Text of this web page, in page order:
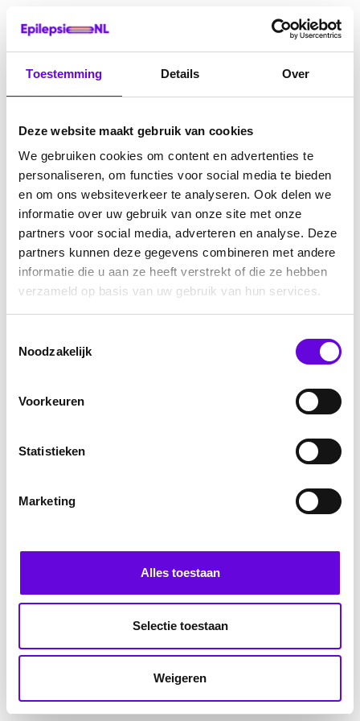
Toestemming Details Over
Deze website maakt gebruik van cookies
We gebruiken cookies om content en advertenties te
personaliseren, om functies voor social media te bieden
en om ons websiteverkeer te analyseren. Ook delen we
informatie over uw gebruik van onze site met onze
partners voor social media, adverteren en analyse. Deze
partners kunnen deze gegevens combineren met andere
informatie die u aan ze heeft verstrekt of die ze hebben
verzameld op basis van uw gebruik van hun services.
Noodzakelijk
Voorkeuren
Statistieken
Marketing
Alles toestaan
Selectie toestaan
Weigeren